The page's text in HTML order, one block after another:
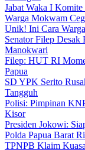
Jabat Waka I
Warga Mokwam
Unik! Ini Cara
Senator Filep Desak
Manokwari
Filep: HUT RI
Papua
SD YPK Serito
Tangguh
Polisi: Pimpinan
Kisor
Presiden Jokowi:
Polda Papua Barat
TPNPB Klaim